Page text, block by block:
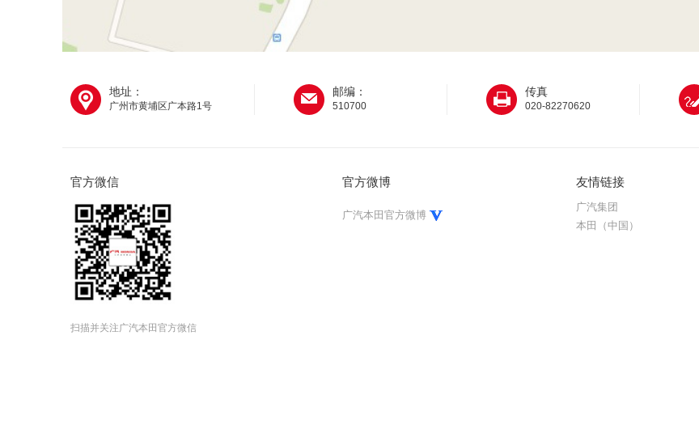
地址：
广州市黄埔区广本路1号
邮编：
510700
传真
020-82270620
官方微信
扫描并关注广汽本田官方微信
官方微博
广汽本田官方微博
友情链接
广汽集团
本田（中国）